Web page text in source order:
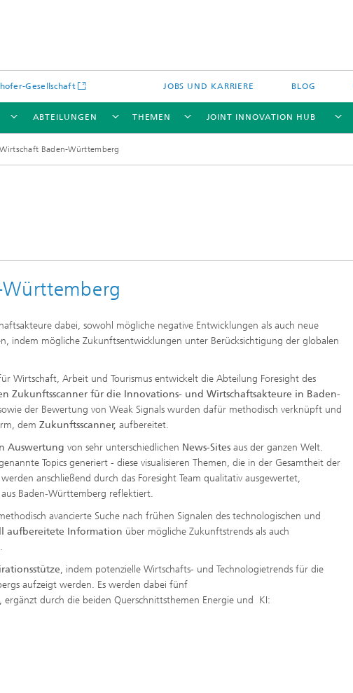
Gesellschaft JOBS UND KARRIERE BLOG
ABTEILUNGEN THEMEN JOINT INNOVATION HUB
Baden-Württemberg
dabei, sowohl mögliche negative Entwicklungen als auch neue
indem mögliche Zukunftsentwicklungen unter Berücksichtigung der globalen
Wirtschaft, Arbeit und Tourismus entwickelt die Abteilung Foresight des
Zukunftsscanner für die Innovations- und Wirtschaftsakteure in Baden-
der Bewertung von Weak Signals wurden dafür methodisch verknüpft und
dem Zukunftsscanner, aufbereitet.
Auswertung von sehr unterschiedlichen News-Sites aus der ganzen Welt.
Topics generiert - diese visualisieren Themen, die in der Gesamtheit der
anschließend durch das Foresight Team qualitativ ausgewertet,
Baden-Württemberg reflektiert.
avancierte Suche nach frühen Signalen des technologischen und
aufbereitete Information über mögliche Zukunftstrends als auch
, indem potenzielle Wirtschafts- und Technologietrends für die
aufzeigt werden. Es werden dabei fünf
ergänzt durch die beiden Querschnittsthemen Energie und KI: